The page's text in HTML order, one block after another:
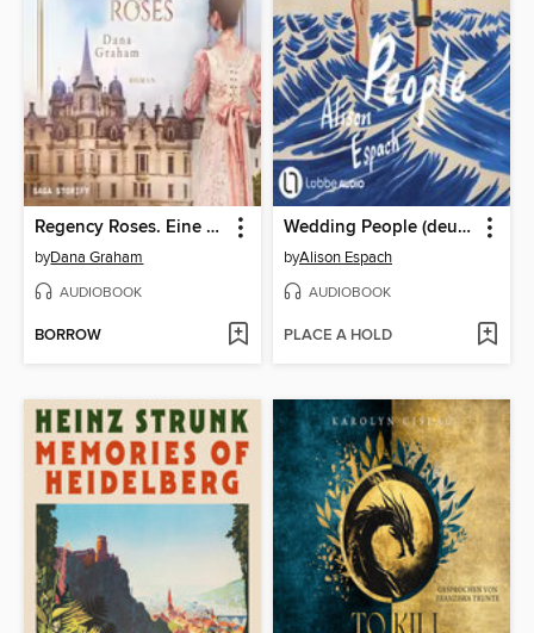
Regency Roses. Eine Lady in Not
byDana Graham
AUDIOBOOK
BORROW
Wedding People (deutsche Ausgabe)
byAlison Espach
AUDIOBOOK
PLACE A HOLD